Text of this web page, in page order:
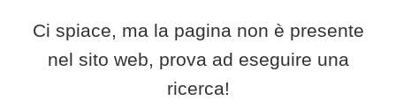
Ci spiace, ma la pagina non è presente
nel sito web, prova ad eseguire una
ricerca!